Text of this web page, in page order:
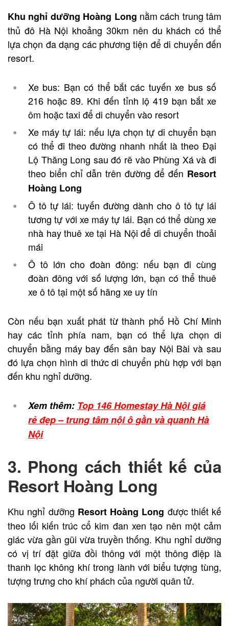
Khu nghỉ dưỡng Hoàng Long nằm cách trung tâm
thủ đô Hà Nội khoảng 30km nên du khách có thể
lựa chọn đa dạng các phương tiện để di chuyển đến
resort.
Xe bus: Bạn có thể bắt các tuyến xe bus số
216 hoặc 89. Khi đến tỉnh lộ 419 bạn bắt xe
ôm hoặc taxi để di chuyển vào resort
Xe máy tự lái: nếu lựa chọn tự di chuyển bạn
có thể đi theo đường nhanh nhất là theo Đại
Lộ Thăng Long sau đó rẽ vào Phùng Xá và đi
theo biển chỉ dẫn trên đường để đến Resort
Hoàng Long
Ô tô tự lái: tuyến đường dành cho ô tô tự lái
tương tự với xe máy tự lái. Bạn có thể dùng xe
nhà hay thuê xe tại Hà Nội để di chuyển thoải
mái
Ô tô lớn cho đoàn đông: nếu bạn đi cùng
đoàn đông với số lượng lớn, bạn có thể thuê
xe ô tô tại một số hãng xe uy tín
Còn nếu bạn xuất phát từ thành phố Hồ Chí Minh
hay các tỉnh phía nam, bạn có thể lựa chọn di
chuyển bằng máy bay đến sân bay Nội Bài và sau
đó lựa chọn hình di thức di chuyển phù hợp với bạn
đến khu nghỉ dưỡng.
Xem thêm: Top 146 Homestay Hà Nội giá
rẻ đẹp – trung tâm nội ô gần và quanh Hà
Nội
3. Phong cách thiết kế của
Resort Hoàng Long
Khu nghỉ dưỡng Resort Hoàng Long được thiết kế
theo lối kiến trúc cổ kim đan xen tạo nên một cảm
giác vừa gần gũi vừa truyền thống. Khu nghỉ dưỡng
có vị trí đặt giữa đồi thông với một thông điệp là
thanh lọc không khí trong lành với biểu tượng tùng,
tượng trưng cho khí phách của người quân tử.